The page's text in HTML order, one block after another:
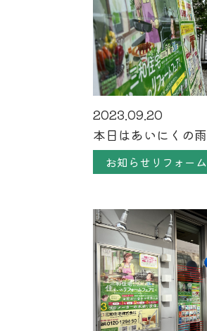
2023.09.20
本日はあいにくの雨
お知らせリフォーム